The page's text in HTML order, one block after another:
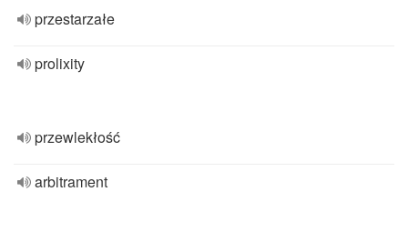
przestarzałe
prolixity
przewlekłość
arbitrament